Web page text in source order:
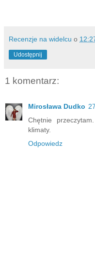
Recenzje na widelcu o
Udostępnij
1 komentarz:
Mirosława Dudko
Chętnie
klimaty.
Odpowiedz